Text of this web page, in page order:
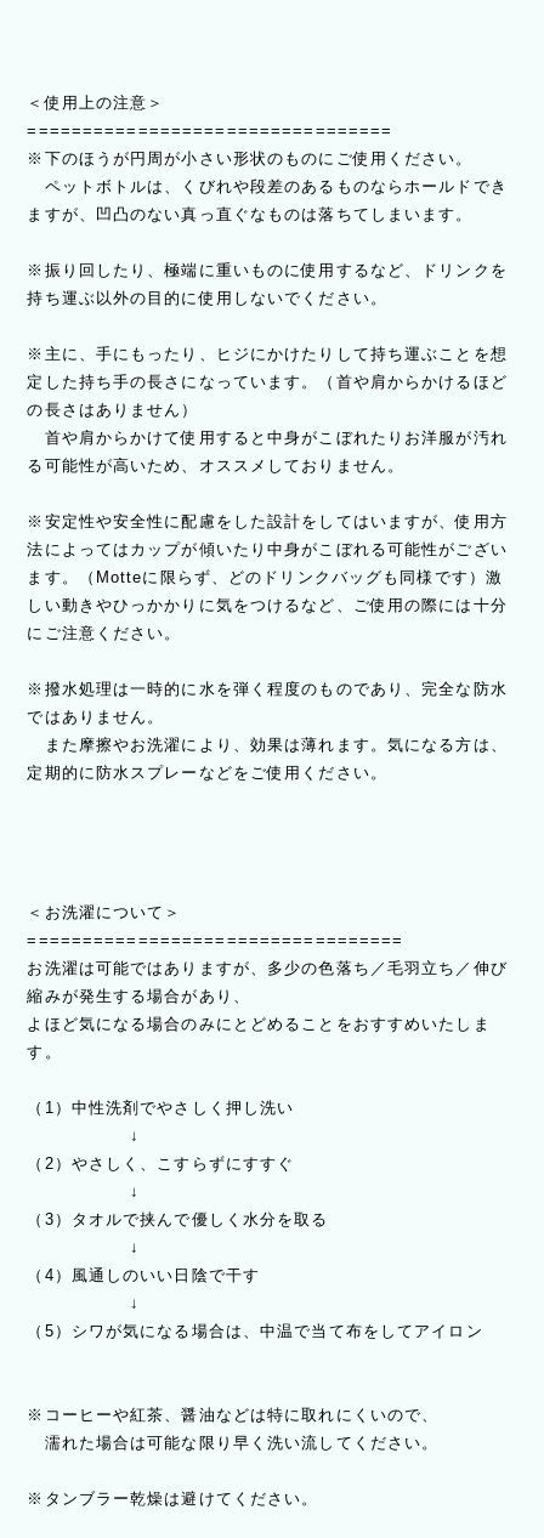
＜使用上の注意＞
=================================
※下のほうが円周が小さい形状のものにご使用ください。
ペットボトルは、くびれや段差のあるものならホールドでき
ますが、凹凸のない真っ直ぐなものは落ちてしまいます。
※振り回したり、極端に重いものに使用するなど、ドリンクを
持ち運ぶ以外の目的に使用しないでください。
※主に、手にもったり、ヒジにかけたりして持ち運ぶことを想
定した持ち手の長さになっています。（首や肩からかけるほど
の長さはありません）
首や肩からかけて使用すると中身がこぼれたりお洋服が汚れ
る可能性が高いため、オススメしておりません。
※安定性や安全性に配慮をした設計をしてはいますが、使用方
法によってはカップが傾いたり中身がこぼれる可能性がござい
ます。（Motteに限らず、どのドリンクバッグも同様です）激
しい動きやひっかかりに気をつけるなど、ご使用の際には十分
にご注意ください。
※撥水処理は一時的に水を弾く程度のものであり、完全な防水
ではありません。
また摩擦やお洗濯により、効果は薄れます。気になる方は、
定期的に防水スプレーなどをご使用ください。
＜お洗濯について＞
==================================
お洗濯は可能ではありますが、多少の色落ち／毛羽立ち／伸び
縮みが発生する場合があり、
よほど気になる場合のみにとどめることをおすすめいたしま
す。
（1）中性洗剤でやさしく押し洗い
↓
（2）やさしく、こすらずにすすぐ
↓
（3）タオルで挟んで優しく水分を取る
↓
（4）風通しのいい日陰で干す
↓
（5）シワが気になる場合は、中温で当て布をしてアイロン
※コーヒーや紅茶、醤油などは特に取れにくいので、
濡れた場合は可能な限り早く洗い流してください。
※タンブラー乾燥は避けてください。